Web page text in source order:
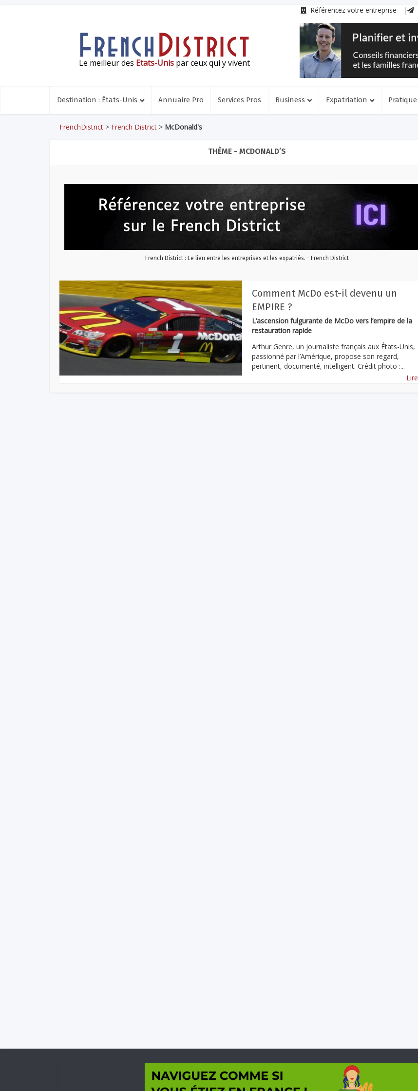
Référencez votre entreprise
Le meilleur des Etats-Unis par ceux qui y vivent
Destination : États-Unis Annuaire Pro Services Pros Business Expatriation Pratique
FrenchDistrict > French District > McDonald's
THÈME - MCDONALD’S
French District : Le lien entre les entreprises et les expatriés. - French District
Comment McDo est-il devenu un
EMPIRE ?
L’ascension fulgurante de McDo vers l’empire de la
restauration rapide
Arthur Genre, un journaliste français aux États-Unis,
passionné par l’Amérique, propose son regard,
pertinent, documenté, intelligent. Crédit photo :...
Lire